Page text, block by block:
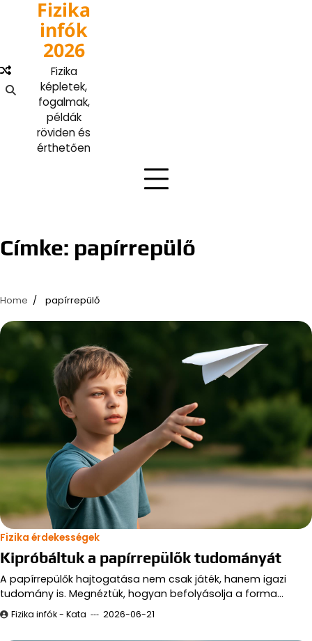
content
Fizika
infók
2026
Fizika
képletek,
fogalmak,
példák
röviden és
érthetően
Címke: papírrepülő
Home papírrepülő
Fizika érdekességek
Kipróbáltuk a papírrepülők tudományát
A papírrepülők hajtogatása nem csak játék, hanem igazi
tudomány is. Megnéztük, hogyan befolyásolja a forma…
Fizika infók - Kata 2026-06-21